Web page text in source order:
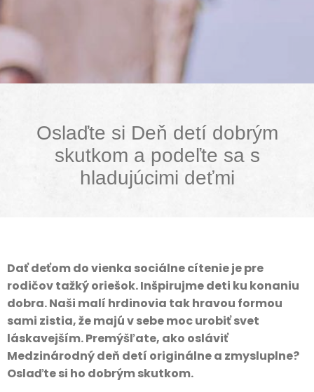
Oslaďte si Deň detí dobrým
skutkom a podeľte sa s
hladujúcimi deťmi
Dať deťom do vienka sociálne cítenie je pre
rodičov tažký oriešok. Inšpirujme deti ku konaniu
dobra. Naši malí hrdinovia tak hravou formou
sami zistia, že majú v sebe moc urobiť svet
láskavejším. Premýšľate, ako osláviť
Medzinárodný deň detí originálne a zmysluplne?
Oslaďte si ho dobrým skutkom.